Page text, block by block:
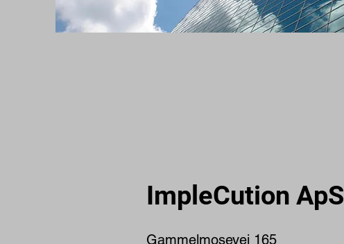
ImpleCution ApS
Gammelmosevej 165